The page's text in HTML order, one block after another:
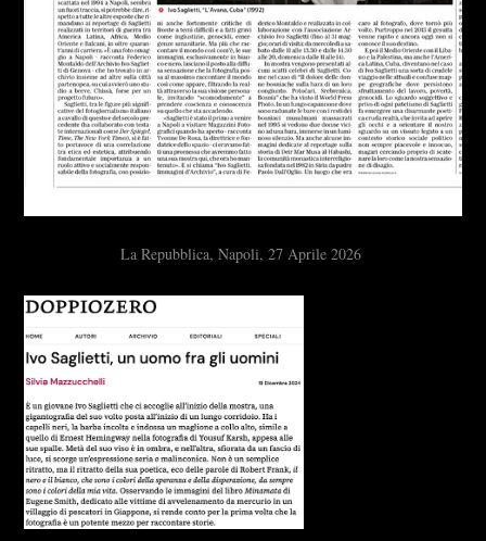
La Repubblica, Napoli, 27 Aprile 2026